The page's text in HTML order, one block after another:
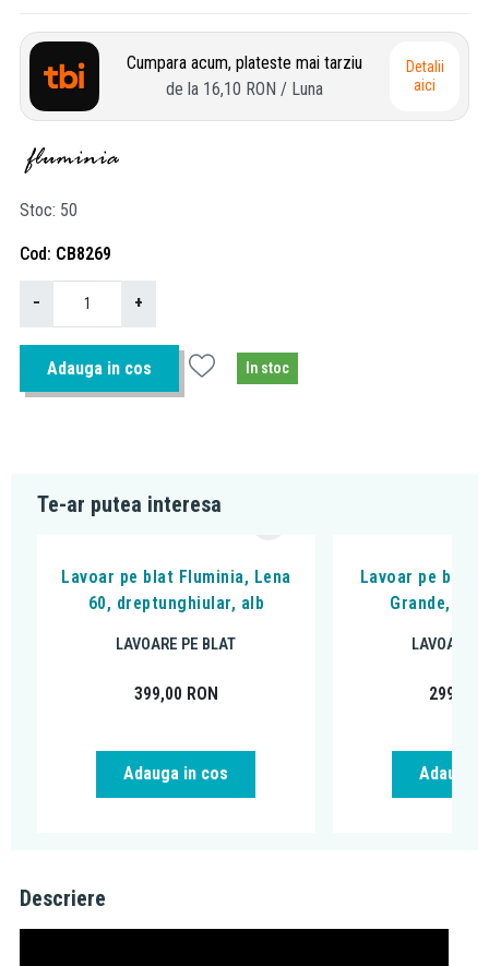
Cumpara acum, plateste mai tarziu
de la 16,10 RON / Luna
Detalii
aici
Stoc 50
Cod CB8269
− +
Adauga in cos In stoc
Te-ar putea interesa
Lavoar pe blat Fluminia, Lena
60, dreptunghiular, alb
LAVOARE PE BLAT
399,00 RON
Adauga in cos
Lavoar pe blat,
Grande, 58
LAVOARE
299,00
Adauga
Descriere